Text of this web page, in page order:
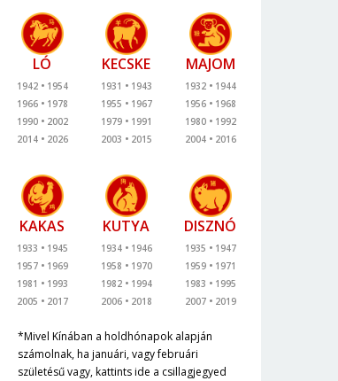
LÓ
1942
1954
1966
1978
1990
2002
2014
2026
KECSKE
1931
1943
1955
1967
1979
1991
2003
2015
MAJOM
1932
1944
1956
1968
1980
1992
2004
2016
KAKAS
1933
1945
1957
1969
1981
1993
2005
2017
KUTYA
1934
1946
1958
1970
1982
1994
2006
2018
DISZNÓ
1935
1947
1959
1971
1983
1995
2007
2019
*Mivel Kínában a holdhónapok alapján
számolnak, ha januári, vagy februári
születésű vagy, kattints ide a csillagjegyed